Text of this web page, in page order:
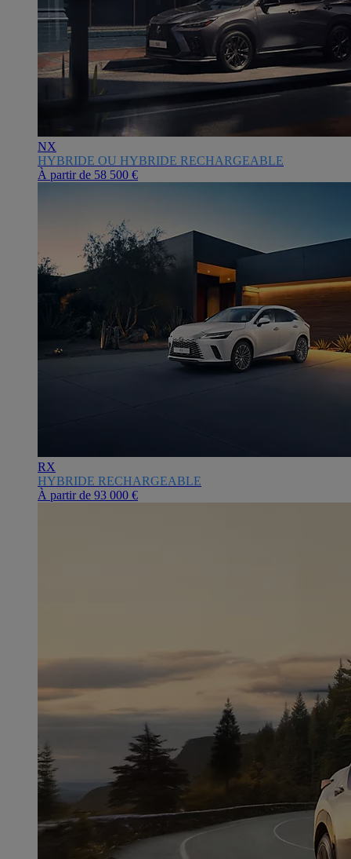
NX
HYBRIDE OU HYBRIDE RECHARGEABLE
À partir de 58 500 €
RX
HYBRIDE RECHARGEABLE
À partir de 93 000 €